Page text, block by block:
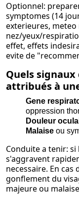
Optionnel:
symptomes (14
exterieures,
nez/yeux/
effet, effets
evite de
Quels
attribués à
Gene
oppression
Douleur
Malaise ou
Conduite a tenir:
s'aggravent
necessaire. En
gonflement du
majeure ou